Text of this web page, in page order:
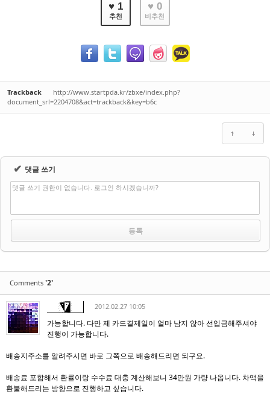
♥ 1
추천
♥ 0
비추천
Trackback
http://www.startpda.kr/zbxe/index.php?
document_srl=2204708&act=trackback&key=b6c
✔ 댓글 쓰기
댓글 쓰기 권한이 없습니다. 로그인 하시겠습니까?
Comments '2'
2012.02.27 10:05
가능합니다. 다만 제 카드결제일이 얼마 남지 않아 선입금해주셔야
진행이 가능합니다.
배송지주소를 알려주시면 바로 그쪽으로 배송해드리면 되구요.
배송료 포함해서 환률이랑 수수료 대충 계산해보니 34만원 가량 나옵니다. 차액을
환불해드리는 방향으로 진행하고 싶습니다.